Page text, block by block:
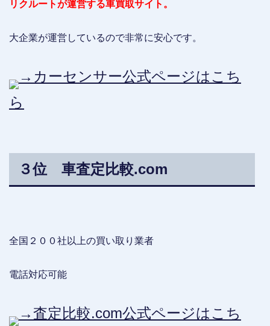
リクルートが運営する車買取サイト。
大企業が運営しているので非常に安心です。
→カーセンサー公式ページはこち
ら
３位 車査定比較.com
全国２００社以上の買い取り業者
電話対応可能
→査定比較.com公式ページはこち